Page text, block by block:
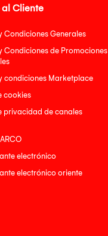
Cliente
Condiciones Generales
Condiciones de Promociones
condiciones Marketplace
cookies
privacidad de canales
electrónico
electrónico oriente